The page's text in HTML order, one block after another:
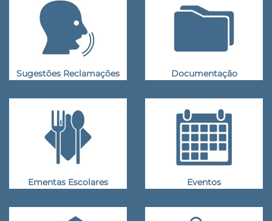
Sugestões Reclamações Documentação
Ementas Escolares Eventos